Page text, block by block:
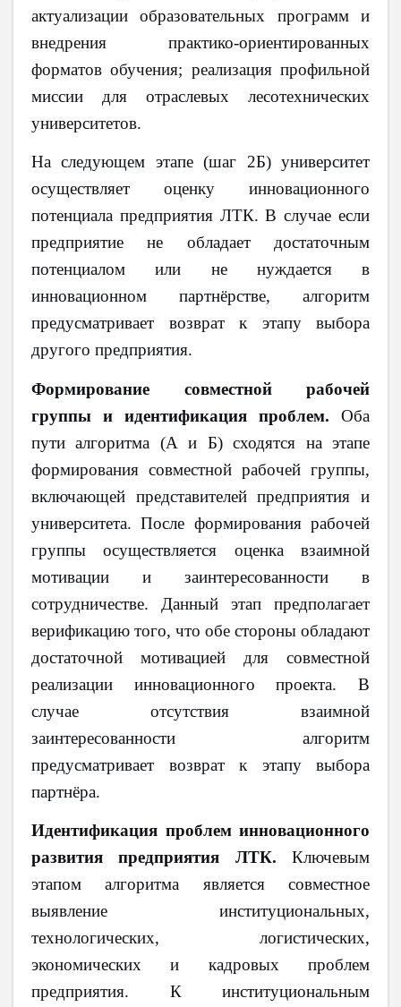
актуализации образовательных программ и
внедрения практико-ориентированных
форматов обучения; реализация профильной
миссии для отраслевых лесотехнических
университетов.
На следующем этапе (шаг 2Б) университет
осуществляет оценку инновационного
потенциала предприятия ЛТК. В случае если
предприятие не обладает достаточным
потенциалом или не нуждается в
инновационном партнёрстве, алгоритм
предусматривает возврат к этапу выбора
другого предприятия.
Формирование совместной рабочей
группы и идентификация проблем. Оба
пути алгоритма (А и Б) сходятся на этапе
формирования совместной рабочей группы,
включающей представителей предприятия и
университета. После формирования рабочей
группы осуществляется оценка взаимной
мотивации и заинтересованности в
сотрудничестве. Данный этап предполагает
верификацию того, что обе стороны обладают
достаточной мотивацией для совместной
реализации инновационного проекта. В
случае отсутствия взаимной
заинтересованности алгоритм
предусматривает возврат к этапу выбора
партнёра.
Идентификация проблем инновационного
развития предприятия ЛТК. Ключевым
этапом алгоритма является совместное
выявление институциональных,
технологических, логистических,
экономических и кадровых проблем
предприятия. К институциональным